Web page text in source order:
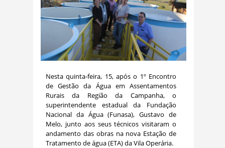
Nesta quinta-feira, 15, após o 1º Encontro
de Gestão da Água em Assentamentos
Rurais da Região da Campanha, o
superintendente estadual da Fundação
Nacional da Água (Funasa), Gustavo de
Melo, junto aos seus técnicos visitaram o
andamento das obras na nova Estação de
Tratamento de água (ETA) da Vila Operária.